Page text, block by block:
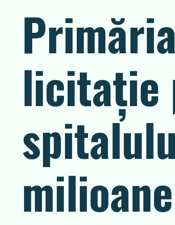
licitaţie